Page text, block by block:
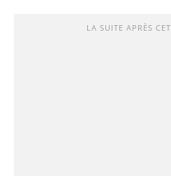
LA SUITE APRÈS